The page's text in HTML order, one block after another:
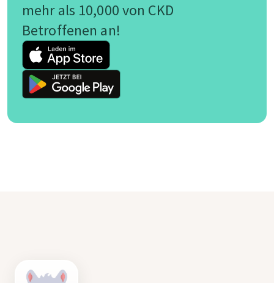
mehr als 10,000 von CKD
Betroffenen an!